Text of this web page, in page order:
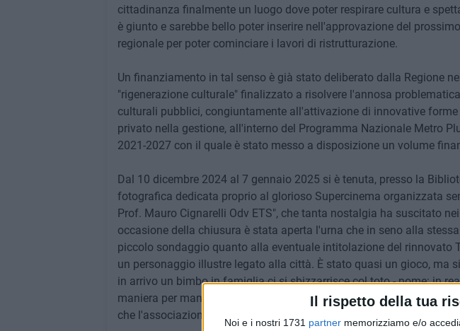
Il rispetto della tua
Noi e i nostri 1731 partner memorizziamo e/o
cittadinanza finalmente un luogo dove poter respirare cultura e
è giunto e sarebbe bello poter inserire nell'approvazione del
regionale per poter cominciare i lavori di ristrutturazione.
Un finanziamento in tal senso è già stato deliberato dalla Regione
"rigenerazione culturale" finalizzato a risolvere l'annosa
culturali pubblici, congiuntamente all'attivazione di innovative
privato nella gestione, all'interno del Programma Nazionale Metro
2021-2027 con il quale è stato messo a disposizione un volume
Dal 10 dicembre 2024 al 7 gennaio 2025 si è tenuta, presso la
fotografica dedicata proprio al glorioso Supercinema organizzata
Prof. Mauro Cignarelli Odv ETS", che tanta nostalgia ha suscitato
occasione della chiusura è stata aperta l'urna che in seno alla
piccolo sondaggio quanto alla eventuale intitolazione del rinnovato
un personaggio illustre legato alla città. È stato quasi un gioco, ma
in arrivo un bimbo in famiglia ci si sbizzarrisce col toto - nome: in
maniera per mantenere alta l'attenzione su una esigenza culturale
che l'associazione Cignarelli sta seguendo con diverse attività.